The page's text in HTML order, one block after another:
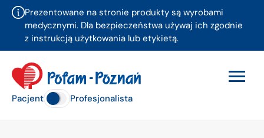
Prezentowane na stronie produkty są wyrobami
medycznymi. Dla bezpieczeństwa używaj ich zgodnie
z instrukcją użytkowania lub etykietą.
Pacjent Profesjonalista